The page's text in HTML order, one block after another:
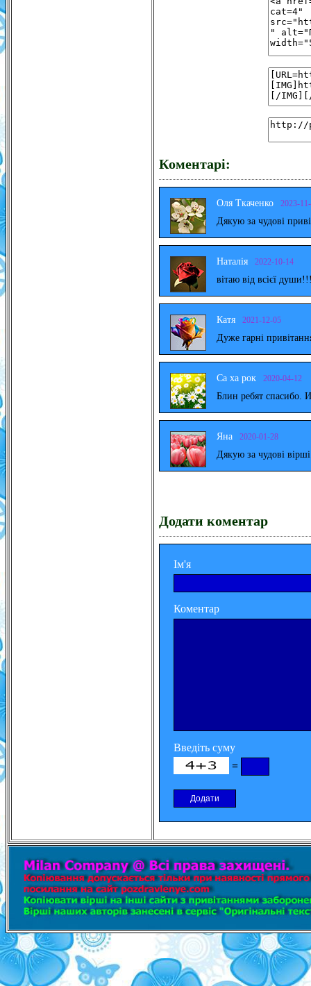
Коментарі:
Оля Ткаченко 2023-
Дякую за чудові
Наталія 2022-10-14
вітаю від всієї
Катя 2021-12-05
Дуже гарні
Са ха рок 2020-04-12
Блин ребят спасибо.
Яна 2020-01-28
Дякую за чудові
Додати коментар
Ім'я
Коментар
Введіть суму
=